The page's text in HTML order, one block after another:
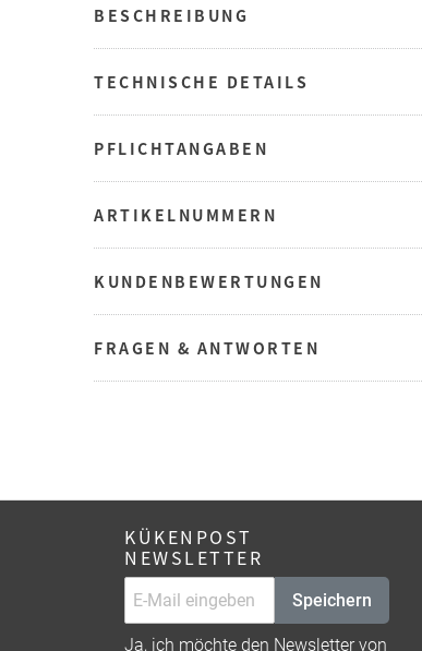
BESCHREIBUNG
TECHNISCHE DETAILS
PFLICHTANGABEN
ARTIKELNUMMERN
KUNDENBEWERTUNGEN
FRAGEN & ANTWORTEN
KÜKENPOST
NEWSLETTER
Speichern
Ja, ich möchte den Newsletter von